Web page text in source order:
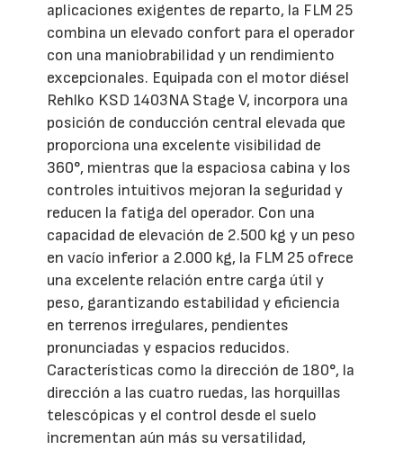
aplicaciones exigentes de reparto, la FLM 25
combina un elevado confort para el operador
con una maniobrabilidad y un rendimiento
excepcionales. Equipada con el motor diésel
Rehlko KSD 1403NA Stage V, incorpora una
posición de conducción central elevada que
proporciona una excelente visibilidad de
360°, mientras que la espaciosa cabina y los
controles intuitivos mejoran la seguridad y
reducen la fatiga del operador. Con una
capacidad de elevación de 2.500 kg y un peso
en vacío inferior a 2.000 kg, la FLM 25 ofrece
una excelente relación entre carga útil y
peso, garantizando estabilidad y eficiencia
en terrenos irregulares, pendientes
pronunciadas y espacios reducidos.
Características como la dirección de 180°, la
dirección a las cuatro ruedas, las horquillas
telescópicas y el control desde el suelo
incrementan aún más su versatilidad,